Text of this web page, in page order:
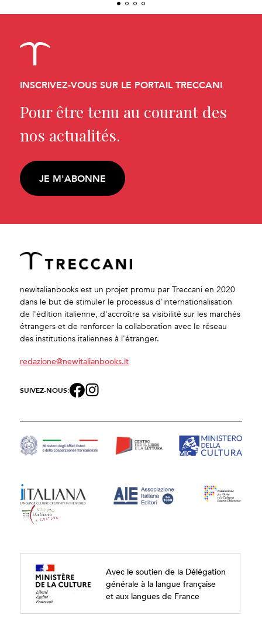
INSCRIVEZ-VOUS SUR LE PORTAIL TRECCANI
Pour être tenu au courant des
nos actualités.
JE M'ABONNE
newitalianbooks est un projet promu par Treccani en 2020
dans le but de stimuler le processus d'internationalisation
de l'édition italienne, d'accroître sa visibilité sur les marchés
étrangers et de renforcer la collaboration avec le réseau
des institutions italiennes à l'étranger.
redazione@newitalianbooks.it
SUIVEZ-NOUS:
Avec le soutien de la Délégation
générale à la langue française
et aux langues de France